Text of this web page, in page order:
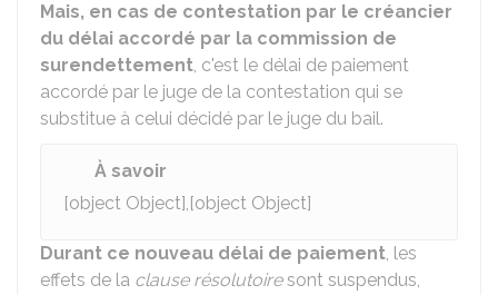
Mais, en cas de contestation par le créancier
du délai accordé par la commission de
surendettement, c'est le délai de paiement
accordé par le juge de la contestation qui se
substitue à celui décidé par le juge du bail.
À savoir
[object Object],[object Object]
Durant ce nouveau délai de paiement, les
effets de la clause résolutoiresont suspendus,